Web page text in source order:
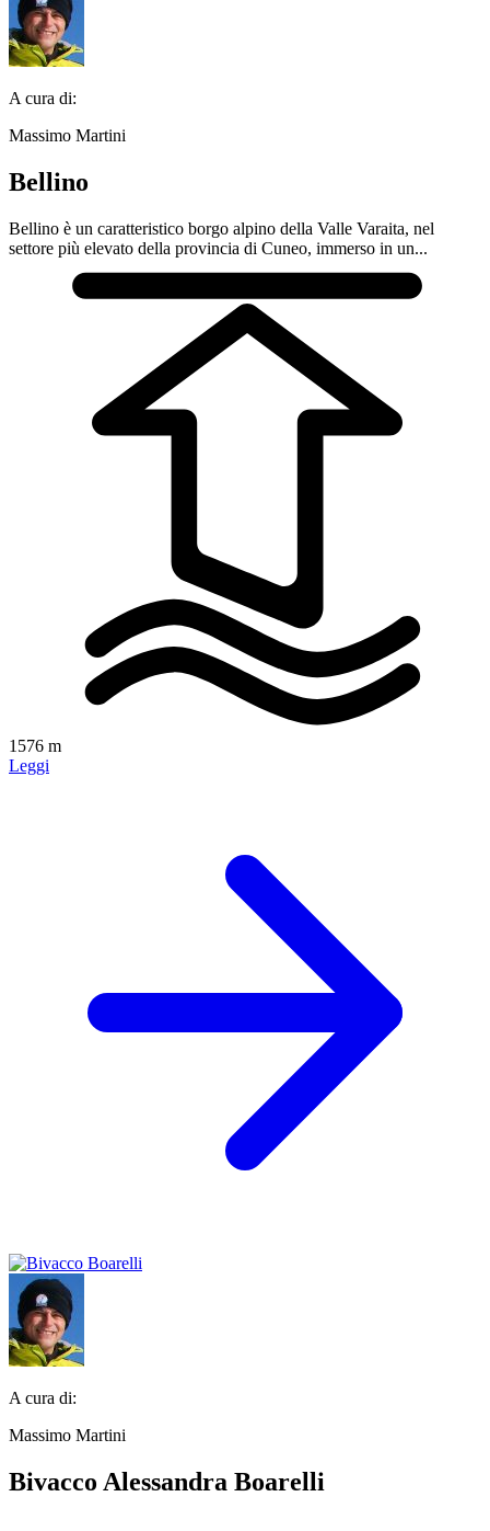
A cura di:
Massimo Martini
Bellino
Bellino è un caratteristico borgo alpino della Valle Varaita, nel
settore più elevato della provincia di Cuneo, immerso in un...
1576 m
Leggi
A cura di:
Massimo Martini
Bivacco Alessandra Boarelli